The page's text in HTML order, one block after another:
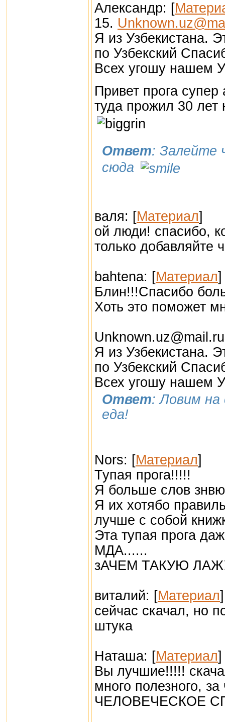
Александр: [
15.
Я из Узбекистана.
по Узбекский
Всех угошу нашем
Привет прога
туда прожил 30
Ответ: Залейте
сюда
валя: [Материал]
ой люди! спасибо,
только добавляйте
bahtena: [Материал]
Блин!!!Спасибо
Хоть это поможет
Я из Узбекистана.
по Узбекский
Всех угошу нашем
Ответ: Ловим на
еда!
Nors: [Материал]
Тупая прога!!!!!
Я больше слов
Я их хотябо
лучше с собой
Эта тупая прога
МДА......
зАЧЕМ ТАКУЮ
виталий: [Материал]
сейчас скачал, но
штука
Наташа: [Материал]
Вы лучшие!!!!!
много полезного,
ЧЕЛОВЕЧЕСКОЕ